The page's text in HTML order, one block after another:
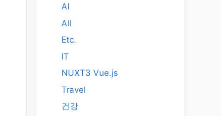
AI
All
Etc.
IT
NUXT3 Vue.js
Travel
건강